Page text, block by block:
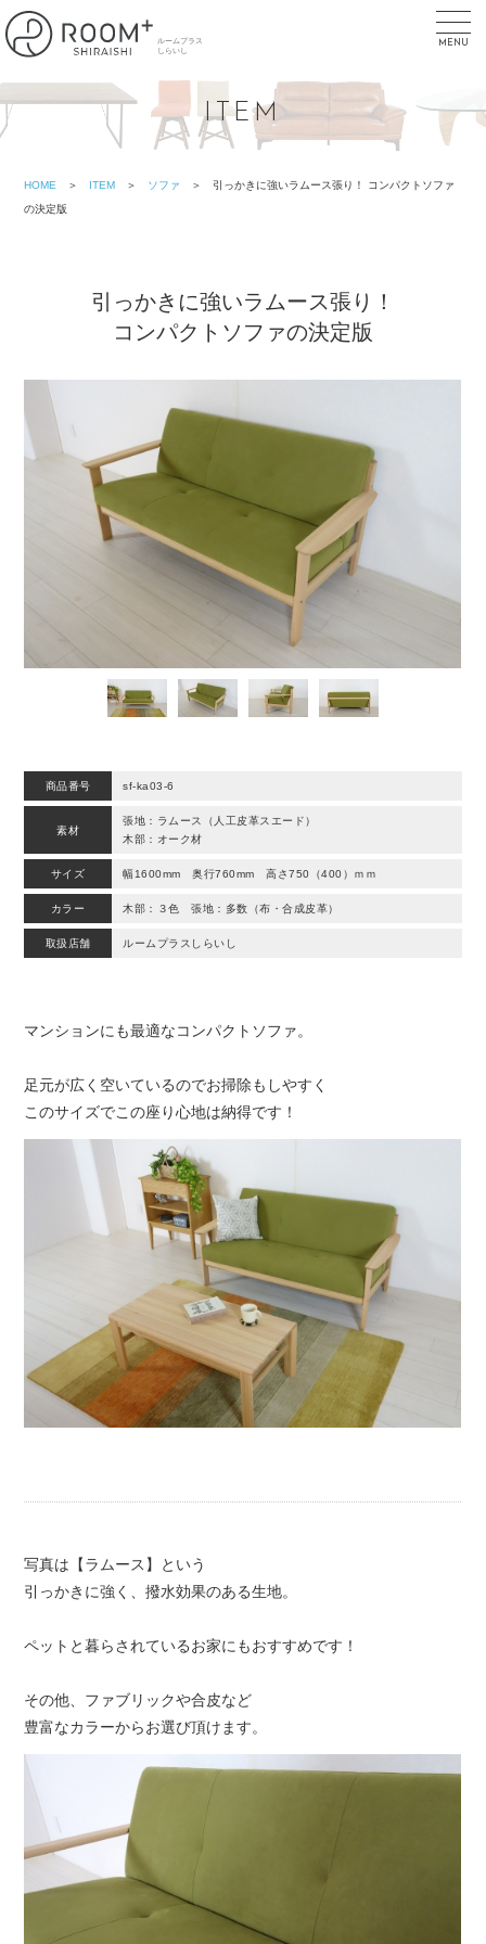
MENU
ITEM
HOME ＞ ITEM ＞ ソファ
＞ 引っかきに強いラムース張り！ コンパクトソファ
の決定版
引っかきに強いラムース張り！
コンパクトソファの決定版
商品番号 sf-ka03-6
素材
張地：ラムース（人工皮革スエード）
木部：オーク材
サイズ 幅1600mm 奥行760mm 高さ750（400）ｍｍ
カラー 木部：３色 張地：多数（布・合成皮革）
取扱店舗 ルームプラスしらいし
マンションにも最適なコンパクトソファ。
足元が広く空いているのでお掃除もしやすく
このサイズでこの座り心地は納得です！
写真は【ラムース】という
引っかきに強く、撥水効果のある生地。
ペットと暮らされているお家にもおすすめです！
その他、ファブリックや合皮など
豊富なカラーからお選び頂けます。